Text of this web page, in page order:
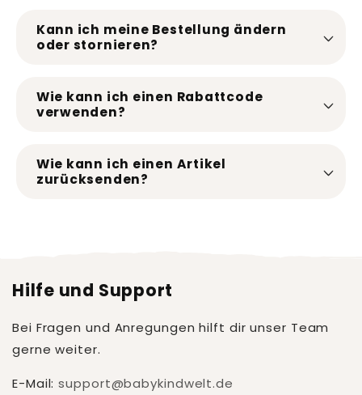
Kann ich meine Bestellung ändern
oder stornieren?
Wie kann ich einen Rabattcode
verwenden?
Wie kann ich einen Artikel
zurücksenden?
Hilfe und Support
Bei Fragen und Anregungen hilft dir unser Team
gerne weiter.
E-Mail:support@babykindwelt.de